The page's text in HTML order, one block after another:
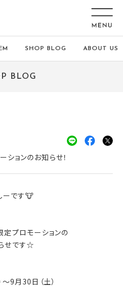
SHOP BLOG ABOUT US
BLOG
ションのお知らせ！
ーです🐮
プロモーションの
せです☆
9月30日（土）